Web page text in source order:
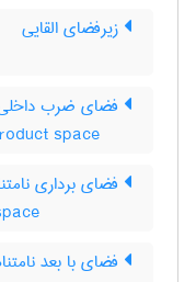
زیرفضای القایی
فضای ضرب داخلی
space
فضای برداری
فضای با بعد